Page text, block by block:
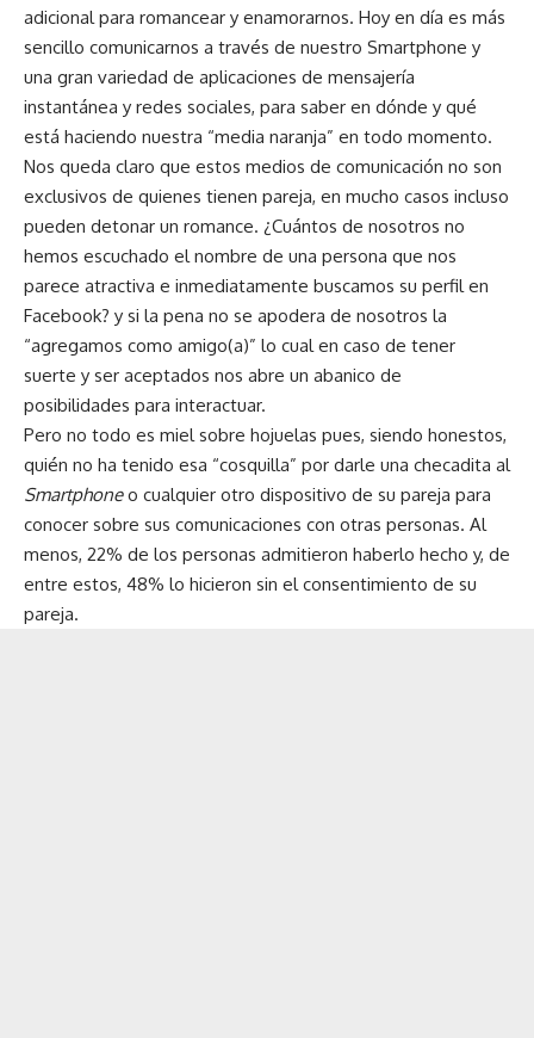
adicional para romancear y enamorarnos. Hoy en día es más
sencillo comunicarnos a través de nuestro Smartphone y
una gran variedad de aplicaciones de mensajería
instantánea y redes sociales, para saber en dónde y qué
está haciendo nuestra “media naranja” en todo momento.
Nos queda claro que estos medios de comunicación no son
exclusivos de quienes tienen pareja, en mucho casos incluso
pueden detonar un romance. ¿Cuántos de nosotros no
hemos escuchado el nombre de una persona que nos
parece atractiva e inmediatamente buscamos su perfil en
Facebook? y si la pena no se apodera de nosotros la
“agregamos como amigo(a)” lo cual en caso de tener
suerte y ser aceptados nos abre un abanico de
posibilidades para interactuar.
Pero no todo es miel sobre hojuelas pues, siendo honestos,
quién no ha tenido esa “cosquilla” por darle una checadita al
Smartphoneo cualquier otro dispositivo de su pareja para
conocer sobre sus comunicaciones con otras personas. Al
menos, 22% de los personas admitieron haberlo hecho y, de
entre estos, 48% lo hicieron sin el consentimiento de su
pareja.